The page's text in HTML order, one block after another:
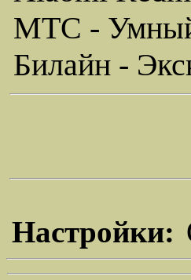
МТС - Умный
Билайн -
Настройки: